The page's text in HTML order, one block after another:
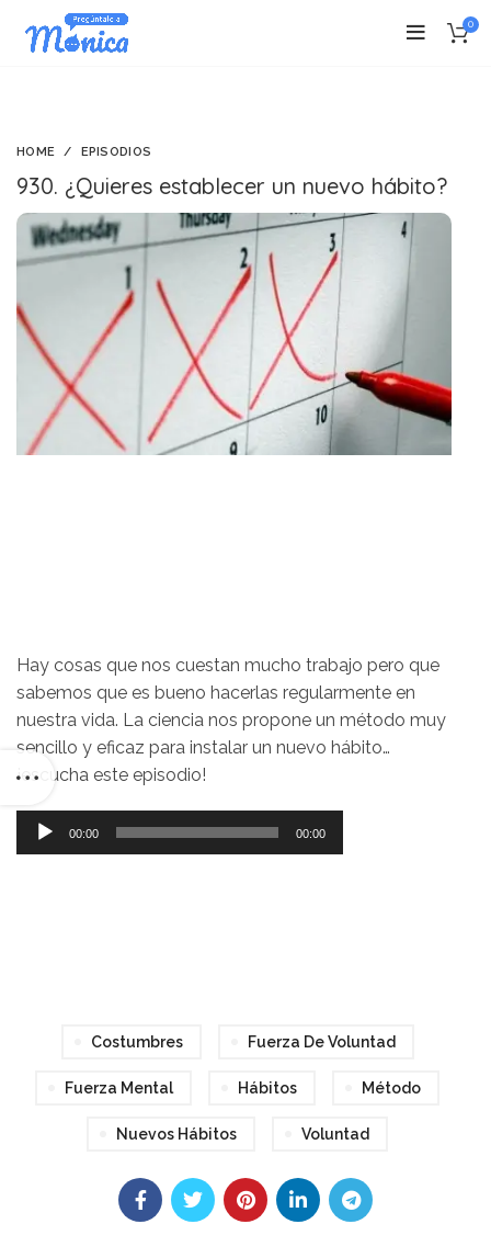
0
HOME EPISODIOS
930. ¿Quieres establecer un nuevo hábito?
Hay cosas que nos cuestan mucho trabajo pero que
sabemos que es bueno hacerlas regularmente en
nuestra vida. La ciencia nos propone un método muy
sencillo y eficaz para instalar un nuevo hábito…
¡escucha este episodio!
Reproductor
de
00:00 00:00
Costumbres Fuerza De Voluntad
Fuerza Mental Hábitos Método
Nuevos Hábitos Voluntad